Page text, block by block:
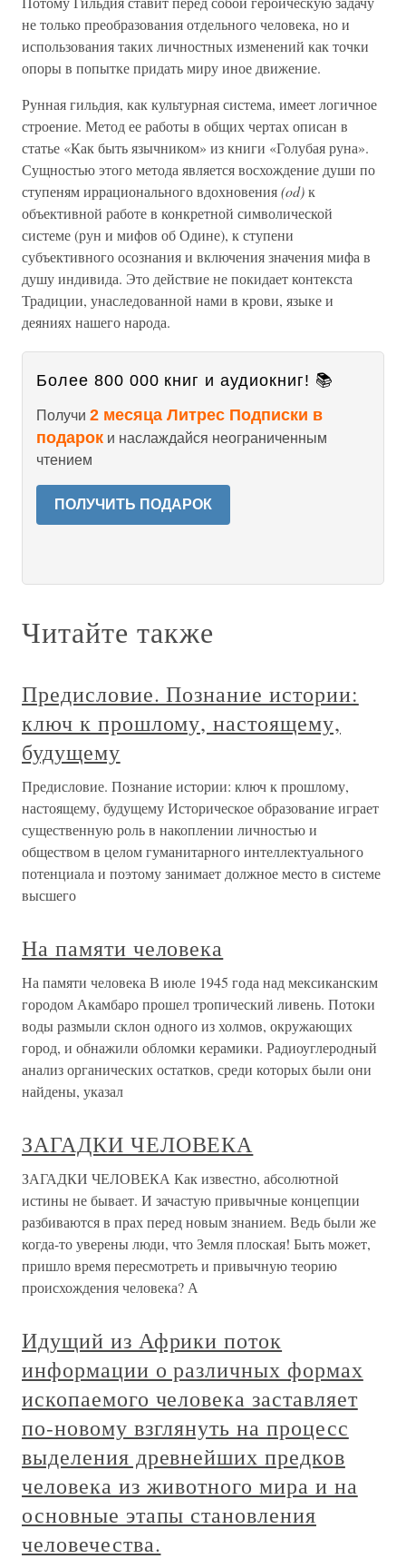
не только преобразования отдельного человека, но и
использования таких личностных изменений как точки
опоры в попытке придать миру иное движение.
Рунная гильдия, как культурная система, имеет логичное
строение. Метод ее работы в общих чертах описан в
статье «Как быть язычником» из книги «Голубая руна».
Сущностью этого метода является восхождение души по
ступеням иррационального вдохновения(od)к
объективной работе в конкретной символической
системе (рун и мифов об Одине), к ступени
субъективного осознания и включения значения мифа в
душу индивида. Это действие не покидает контекста
Традиции, унаследованной нами в крови, языке и
деяниях нашего народа.
Более 800 000 книг и аудиокниг! 📚
Получи 2 месяца Литрес Подписки в
подарок и наслаждайся неограниченным
чтением
ПОЛУЧИТЬ ПОДАРОК
Читайте также
Предисловие. Познание истории:
ключ к прошлому, настоящему,
будущему
Предисловие. Познание истории: ключ к прошлому,
настоящему, будущему Историческое образование играет
существенную роль в накоплении личностью и
обществом в целом гуманитарного интеллектуального
потенциала и поэтому занимает должное место в системе
высшего
На памяти человека
На памяти человека В июле 1945 года над мексиканским
городом Акамбаро прошел тропический ливень. Потоки
воды размыли склон одного из холмов, окружающих
город, и обнажили обломки керамики. Радиоуглеродный
анализ органических остатков, среди которых были они
найдены, указал
ЗАГАДКИ ЧЕЛОВЕКА
ЗАГАДКИ ЧЕЛОВЕКА Как известно, абсолютной
истины не бывает. И зачастую привычные концепции
разбиваются в прах перед новым знанием. Ведь были же
когда-то уверены люди, что Земля плоская! Быть может,
пришло время пересмотреть и привычную теорию
происхождения человека? А
Идущий из Африки поток
информации о различных формах
ископаемого человека заставляет
по-новому взглянуть на процесс
выделения древнейших предков
человека из животного мира и на
основные этапы становления
человечества.